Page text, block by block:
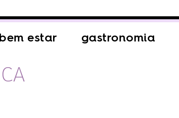
bem estar gastronomia